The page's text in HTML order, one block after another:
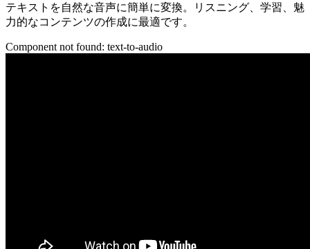
テキストを自然な音声に簡単に変換。リスニング、学習、魅
力的なコンテンツの作成に最適です。
Component not found: text-to-audio